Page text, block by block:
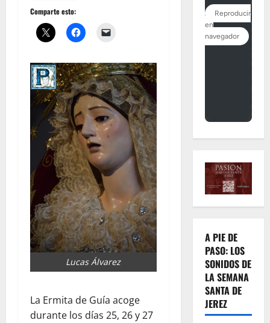
Comparte esto:
Lucas Álvarez
La Ermita de Guía acoge
durante los días 25, 26 y 27
A PIE DE
PASO: LOS
SONIDOS DE
LA SEMANA
SANTA DE
JEREZ